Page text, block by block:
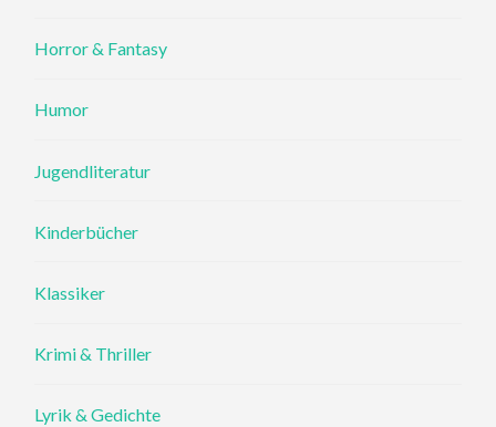
Horror & Fantasy
Humor
Jugendliteratur
Kinderbücher
Klassiker
Krimi & Thriller
Lyrik & Gedichte